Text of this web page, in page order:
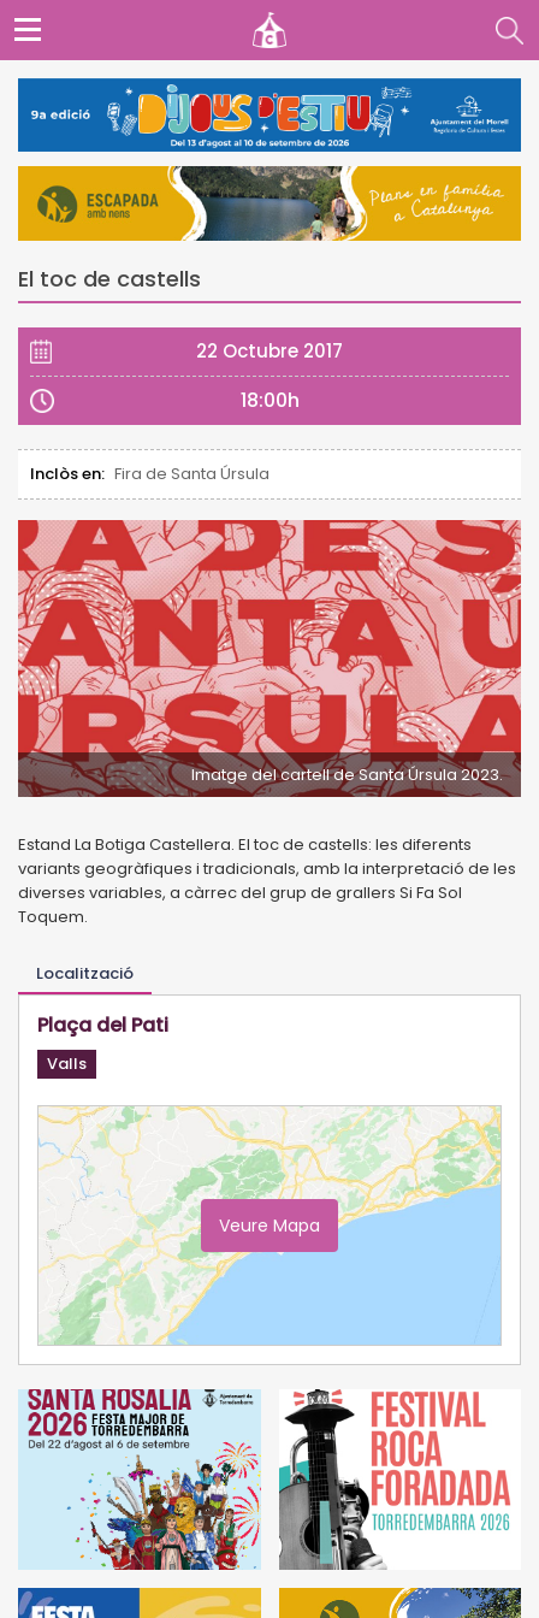
El toc de castells
22 Octubre 2017
18:00h
Inclòs en: Fira de Santa Úrsula
Imatge del cartell de Santa Úrsula 2023.
Estand La Botiga Castellera. El toc de castells: les diferents
variants geogràfiques i tradicionals, amb la interpretació de les
diverses variables, a càrrec del grup de grallers Si Fa Sol
Toquem.
Localització
Plaça del Pati
Valls
Veure Mapa